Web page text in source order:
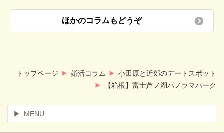
ほかのコラムもどうぞ
トップページ 婚活コラム
小田原と近郊のデートスポット
【箱根】富士芦ノ湖パノラマパーク
MENU